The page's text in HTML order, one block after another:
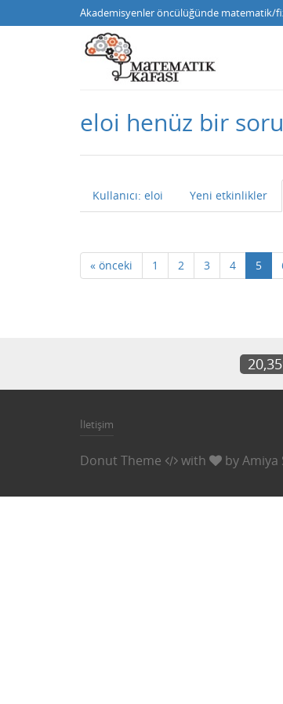
Akademisyenler öncülüğünde matematik/
eloi henüz bir
Kullanıcı: eloi Yeni etkinlikler
« önceki 1 2 3 4 5
İletişim
Donut Theme with byAmiya